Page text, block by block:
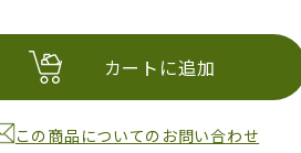
カートに追加
この商品についてのお問い合わせ